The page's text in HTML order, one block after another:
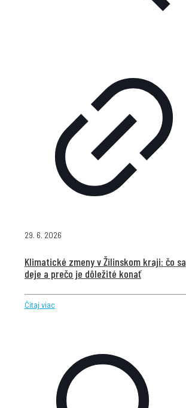
29. 6. 2026
Klimatické zmeny v Žilinskom kraji: čo sa
deje a prečo je dôležité konať
Čítaj viac